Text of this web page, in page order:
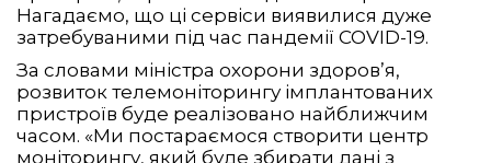
Нагадаємо, що ці сервіси виявилися дуже
затребуваними під час пандемії COVID-19.
За словами міністра охорони здоров’я,
розвиток телемоніторингу імплантованих
пристроїв буде реалізовано найближчим
часом. «Ми постараємося створити центр
моніторингу, який буде збирати дані з